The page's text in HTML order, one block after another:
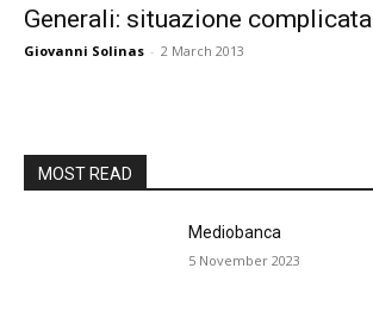
Generali: situazione complicata
Giovanni Solinas - 2 March 2013
MOST READ
Mediobanca
5 November 2023